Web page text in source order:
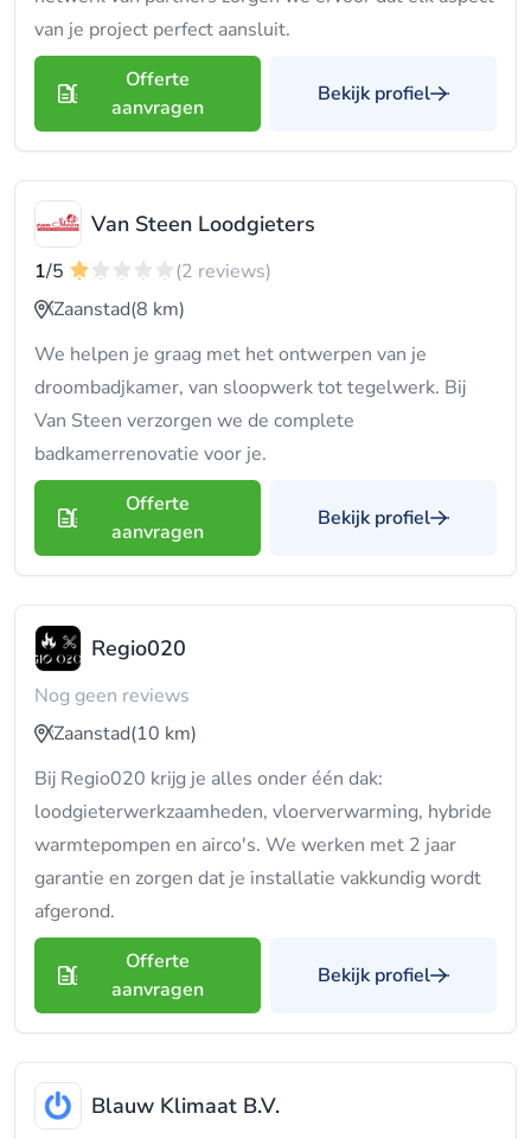
van je project perfect aansluit.
Offerte
aanvragen
Bekijk profiel
Van Steen Loodgieters
1/5
(2 reviews)
Zaanstad(8 km)
We helpen je graag met het ontwerpen van je
droombadjkamer, van sloopwerk tot tegelwerk. Bij
Van Steen verzorgen we de complete
badkamerrenovatie voor je.
Offerte
aanvragen
Bekijk profiel
Regio020
Nog geen reviews
Zaanstad(10 km)
Bij Regio020 krijg je alles onder één dak:
loodgieterwerkzaamheden, vloerverwarming, hybride
warmtepompen en airco's. We werken met 2 jaar
garantie en zorgen dat je installatie vakkundig wordt
afgerond.
Offerte
aanvragen
Bekijk profiel
Blauw Klimaat B.V.